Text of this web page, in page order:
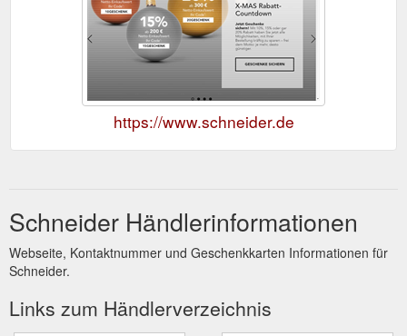
https://www.schneider.de
Schneider Händlerinformationen
Webseite, Kontaktnummer und Geschenkkarten Informationen für
Schneider.
Links zum Händlerverzeichnis